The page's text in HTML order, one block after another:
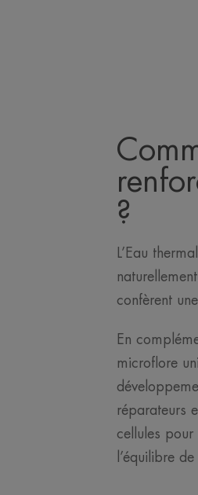
?
L’Eau
confèrent
En
microflore
réparateurs
cellules
l’équilibre